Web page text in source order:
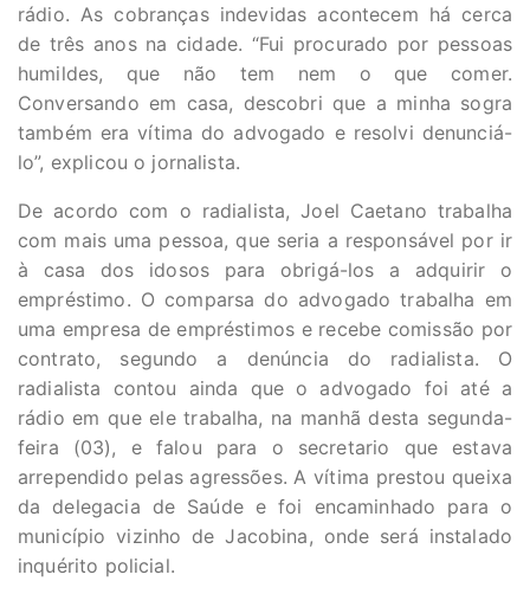
rádio. As cobranças indevidas acontecem há cerca
de três anos na cidade. “Fui procurado por pessoas
humildes, que não tem nem o que comer.
Conversando em casa, descobri que a minha sogra
também era vítima do advogado e resolvi denunciá-
lo”, explicou o jornalista.
De acordo com o radialista, Joel Caetano trabalha
com mais uma pessoa, que seria a responsável por ir
à casa dos idosos para obrigá-los a adquirir o
empréstimo. O comparsa do advogado trabalha em
uma empresa de empréstimos e recebe comissão por
contrato, segundo a denúncia do radialista. O
radialista contou ainda que o advogado foi até a
rádio em que ele trabalha, na manhã desta segunda-
feira (03), e falou para o secretario que estava
arrependido pelas agressões. A vítima prestou queixa
da delegacia de Saúde e foi encaminhado para o
município vizinho de Jacobina, onde será instalado
inquérito policial.